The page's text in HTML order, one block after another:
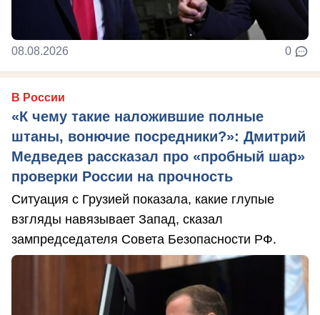
08.08.2026 0
В России
«К чему такие наложившие полные
штаны, вонючие посредники?»: Дмитрий
Медведев рассказал про «пробный шар»
проверки России на прочность
Ситуация с Грузией показала, какие глупые
взгляды навязывает Запад, сказал
зампредседателя Совета Безопасности РФ.